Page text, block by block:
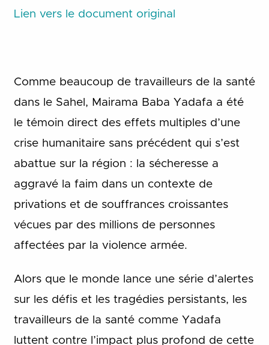
Lien vers le document original
Comme beaucoup de travailleurs de la santé
dans le Sahel, Mairama Baba Yadafa a été
le témoin direct des effets multiples d’une
crise humanitaire sans précédent qui s’est
abattue sur la région : la sécheresse a
aggravé la faim dans un contexte de
privations et de souffrances croissantes
vécues par des millions de personnes
affectées par la violence armée.
Alors que le monde lance une série d’alertes
sur les défis et les tragédies persistants, les
travailleurs de la santé comme Yadafa
luttent contre l’impact plus profond de cette